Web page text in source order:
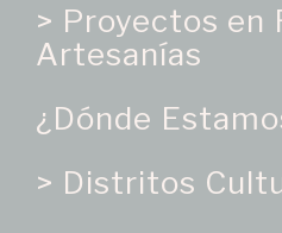
> Proyectos en
Artesanías
¿Dónde
> Distritos